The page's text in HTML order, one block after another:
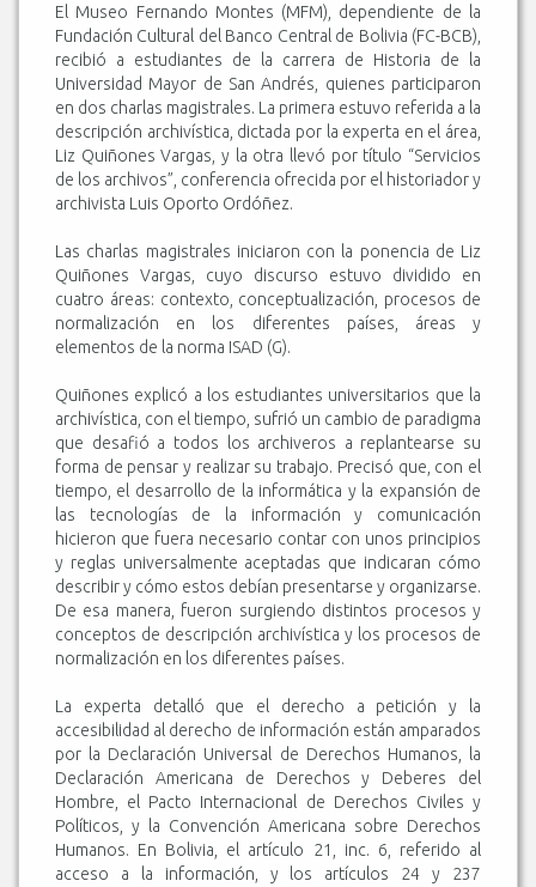
El Museo Fernando Montes (MFM), dependiente de la
Fundación Cultural del Banco Central de Bolivia (FC-BCB),
recibió a estudiantes de la carrera de Historia de la
Universidad Mayor de San Andrés, quienes participaron
en dos charlas magistrales. La primera estuvo referida a la
descripción archivística, dictada por la experta en el área,
Liz Quiñones Vargas, y la otra llevó por título “Servicios
de los archivos”, conferencia ofrecida por el historiador y
archivista Luis Oporto Ordóñez.
Las charlas magistrales iniciaron con la ponencia de Liz
Quiñones Vargas, cuyo discurso estuvo dividido en
cuatro áreas: contexto, conceptualización, procesos de
normalización en los diferentes países, áreas y
elementos de la norma ISAD (G).
Quiñones explicó a los estudiantes universitarios que la
archivística, con el tiempo, sufrió un cambio de paradigma
que desafió a todos los archiveros a replantearse su
forma de pensar y realizar su trabajo. Precisó que, con el
tiempo, el desarrollo de la informática y la expansión de
las tecnologías de la información y comunicación
hicieron que fuera necesario contar con unos principios
y reglas universalmente aceptadas que indicaran cómo
describir y cómo estos debían presentarse y organizarse.
De esa manera, fueron surgiendo distintos procesos y
conceptos de descripción archivística y los procesos de
normalización en los diferentes países.
La experta detalló que el derecho a petición y la
accesibilidad al derecho de información están amparados
por la Declaración Universal de Derechos Humanos, la
Declaración Americana de Derechos y Deberes del
Hombre, el Pacto Internacional de Derechos Civiles y
Políticos, y la Convención Americana sobre Derechos
Humanos. En Bolivia, el artículo 21, inc. 6, referido al
acceso a la información, y los artículos 24 y 237